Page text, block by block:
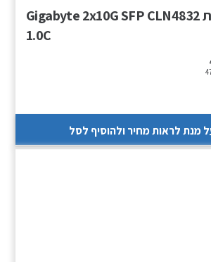
כרטיס רשת Gigabyte 2x10G SFP CLN4832
1.0C
מנת לראות מחיר ולהוסיף לסל